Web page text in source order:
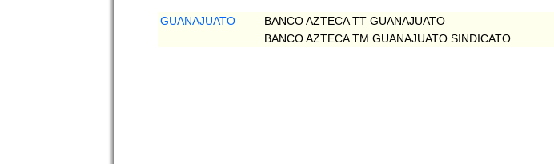
GUANAJUATO BANCO AZTECA TT GUANAJUATO
BANCO AZTECA TM GUANAJUATO SINDICATO